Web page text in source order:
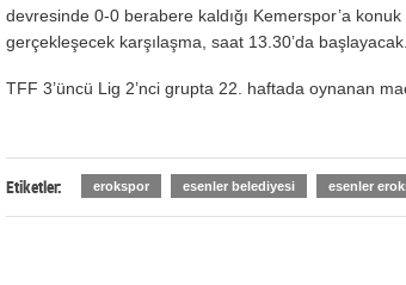
devresinde 0-0 berabere kaldığı Kemerspor’a
gerçekleşecek karşılaşma, saat 13.30’da
TFF 3’üncü Lig 2’nci grupta 22. haftada oynanan
Etiketler: erokspor esenler belediyesi esenler